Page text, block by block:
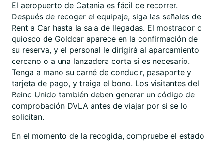
El aeropuerto de Catania es fácil de recorrer.
Después de recoger el equipaje, siga las señales de
Rent a Car hasta la sala de llegadas. El mostrador o
quiosco de Goldcar aparece en la confirmación de
su reserva, y el personal le dirigirá al aparcamiento
cercano o a una lanzadera corta si es necesario.
Tenga a mano su carné de conducir, pasaporte y
tarjeta de pago, y traiga el bono. Los visitantes del
Reino Unido también deben generar un código de
comprobación DVLA antes de viajar por si se lo
solicitan.
En el momento de la recogida, compruebe el estado